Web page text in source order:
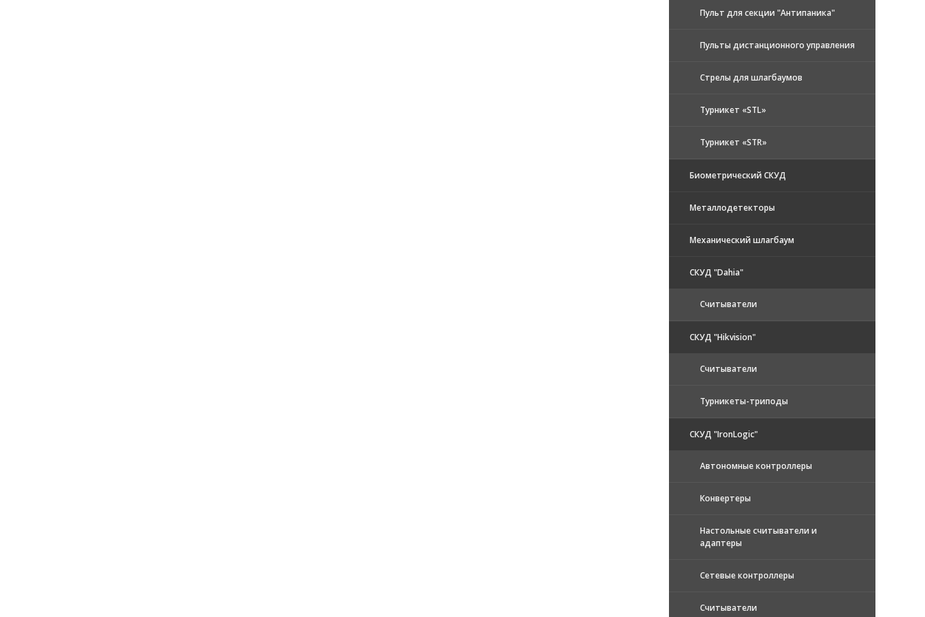
Пульт для секции "Антипаника"
Пульты дистанционного управления
Стрелы для шлагбаумов
Турникет «STL»
Турникет «STR»
Биометрический СКУД
Металлодетекторы
Механический шлагбаум
СКУД "Dahia"
Считыватели
СКУД "Hikvision"
Считыватели
Турникеты-триподы
СКУД "IronLogic"
Автономные контроллеры
Конвертеры
Настольные считыватели и
адаптеры
Сетевые контроллеры
Считыватели